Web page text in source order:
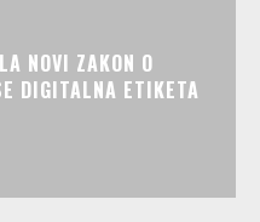
NOVI ZAKON O
DIGITALNA ETIKETA